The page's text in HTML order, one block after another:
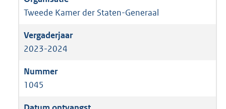
Tweede Kamer der Staten-Generaal
2023-2024
1045